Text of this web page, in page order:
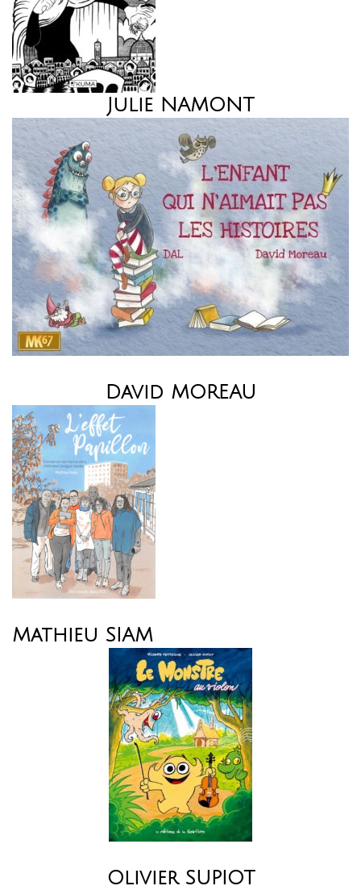
Julie NAMONT
David MOREAU
Mathieu SIAM
Olivier SUPIOT